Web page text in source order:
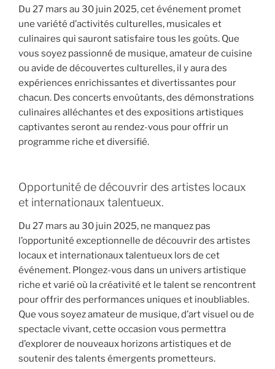
Du 27 mars au 30 juin 2025, cet événement promet
une variété d’activités culturelles, musicales et
culinaires qui sauront satisfaire tous les goûts. Que
vous soyez passionné de musique, amateur de cuisine
ou avide de découvertes culturelles, il y aura des
expériences enrichissantes et divertissantes pour
chacun. Des concerts envoûtants, des démonstrations
culinaires alléchantes et des expositions artistiques
captivantes seront au rendez-vous pour offrir un
programme riche et diversifié.
Opportunité de découvrir des artistes locaux
et internationaux talentueux.
Du 27 mars au 30 juin 2025, ne manquez pas
l’opportunité exceptionnelle de découvrir des artistes
locaux et internationaux talentueux lors de cet
événement. Plongez-vous dans un univers artistique
riche et varié où la créativité et le talent se rencontrent
pour offrir des performances uniques et inoubliables.
Que vous soyez amateur de musique, d’art visuel ou de
spectacle vivant, cette occasion vous permettra
d’explorer de nouveaux horizons artistiques et de
soutenir des talents émergents prometteurs.